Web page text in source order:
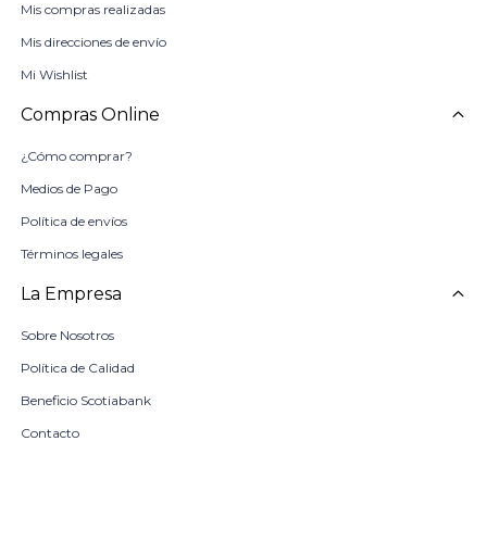
Mis compras realizadas
Mis direcciones de envío
Mi Wishlist
Compras Online
¿Cómo comprar?
Medios de Pago
Política de envíos
Términos legales
La Empresa
Sobre Nosotros
Política de Calidad
Beneficio Scotiabank
Contacto